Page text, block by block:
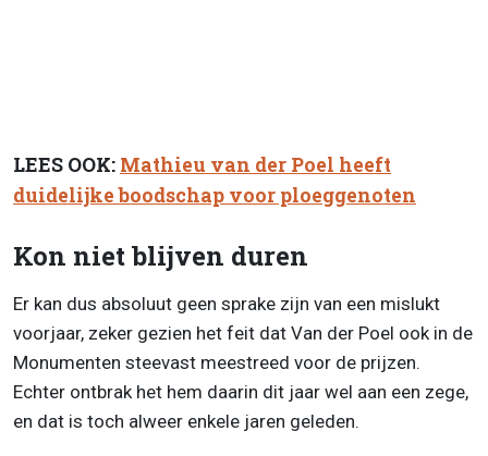
LEES OOK: Mathieu van der Poel heeft
duidelijke boodschap voor ploeggenoten
Kon niet blijven duren
Er kan dus absoluut geen sprake zijn van een mislukt
voorjaar, zeker gezien het feit dat Van der Poel ook in de
Monumenten steevast meestreed voor de prijzen.
Echter ontbrak het hem daarin dit jaar wel aan een zege,
en dat is toch alweer enkele jaren geleden.